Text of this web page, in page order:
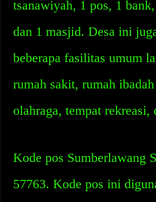
tsanawiyah, 1 pos, 1
dan 1 masjid. Desa ini
beberapa fasilitas umum
rumah sakit, rumah
olahraga, tempat rekreasi,
Kode pos Sumberlawang
57763. Kode pos ini